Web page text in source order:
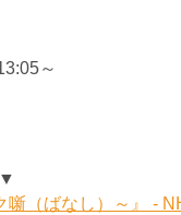
～
噺（ばなし）～』 -